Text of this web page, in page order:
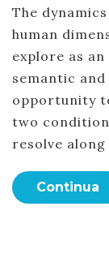
The
human
explore as
semantic
opportunity
two
resolve
Continua